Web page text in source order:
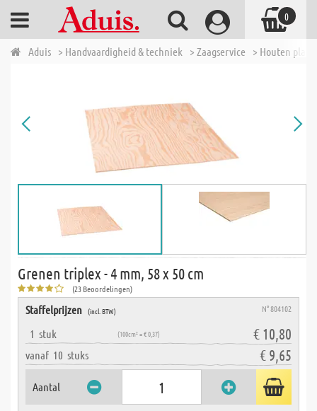
Aduis > Handvaardigheid & techniek > Zaagservice > Houten
Grenen triplex - 4 mm, 58 x 50 cm
(23 Beoordelingen)
Staffelprijzen (incl. BTW) N° 804102
1 stuk (100cm² = € 0,37) € 10,80
vanaf 10 stuks € 9,65
Aantal
0